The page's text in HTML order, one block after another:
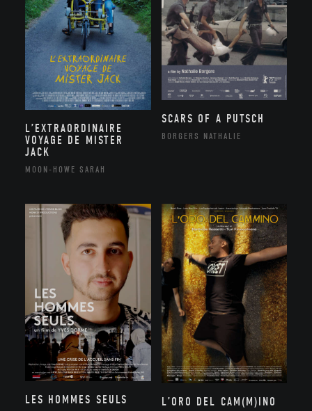
L’EXTRAORDINAIRE
VOYAGE DE MISTER
JACK
MOON-HOWE SARAH
SCARS OF A PUTSCH
BORGERS NATHALIE
LES HOMMES SEULS L’ORO DEL CAM(M)INO